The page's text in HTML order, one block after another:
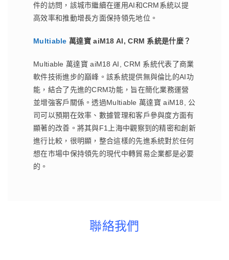
件的訪問，該城市繼續在運用AI和CRM系統以提
高效率和推動增長方面保持領先地位。
Multiable 萬達寶aiM18 AI, CRM 系統是什麼？
Multiable 萬達寶 aiM18 AI, CRM 系統代表了商業
軟件技術進步的巔峰。該系統提供無與倫比的AI功
能，結合了先進的CRM功能，旨在簡化業務運營
並增強客戶關係。透過Multiable 萬達寶 aiM18, 公
司可以預期在效率、數據管理和客戶參與度方面有
顯著的改善。將其與F1上海中觀察到的精密和創新
進行比較，很明顯，整合這樣的先進系統對於任何
想在市場中保持領先的現代中轉貿易企業都是必要
的。
聯絡我們